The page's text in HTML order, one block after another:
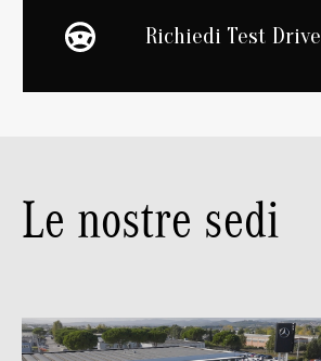
Richiedi Test Drive
Le nostre sedi